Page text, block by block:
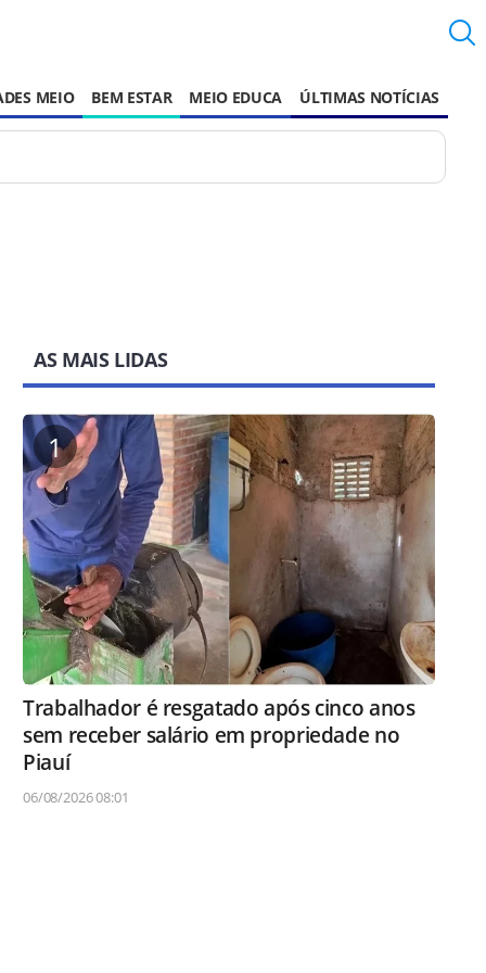
MEIO BEM ESTAR MEIO EDUCA ÚLTIMAS NOTÍCIAS
AS MAIS LIDAS
1
Trabalhador é resgatado após cinco anos
sem receber salário em propriedade no
Piauí
06/08/2026 08:01